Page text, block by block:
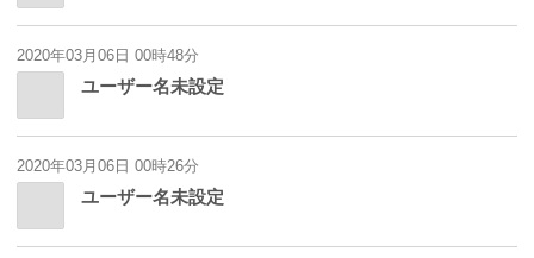
2020年03月06日 00時48分
ユーザー名未設定
2020年03月06日 00時26分
ユーザー名未設定